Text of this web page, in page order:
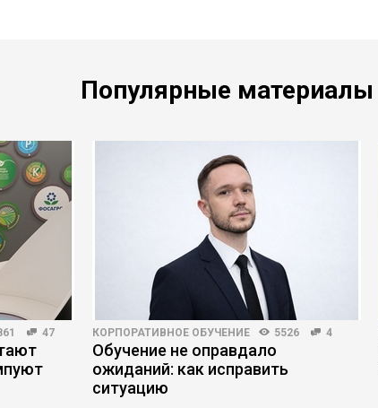
Популярные материалы
47 КОРПОРАТИВНОЕ ОБУЧЕНИЕ 5526 4
Обучение не оправдало
ожиданий: как исправить
ситуацию